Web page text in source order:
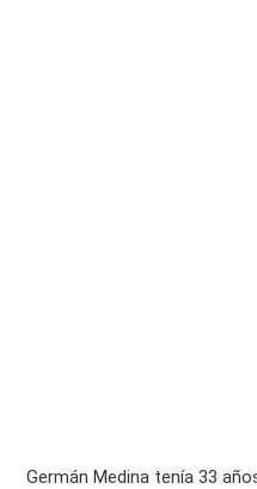
Germán Medina tenía 33